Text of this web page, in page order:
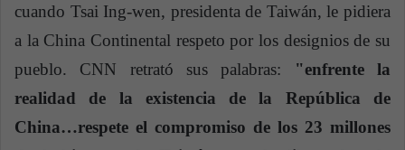
cuando Tsai Ing-wen, presidenta de Taiwán, le pidiera
a la China Continental respeto por los designios de su
pueblo. CNN retrató sus palabras:
"enfrente la
realidad de la existencia de la República de
China…respete el compromiso de los 23 millones